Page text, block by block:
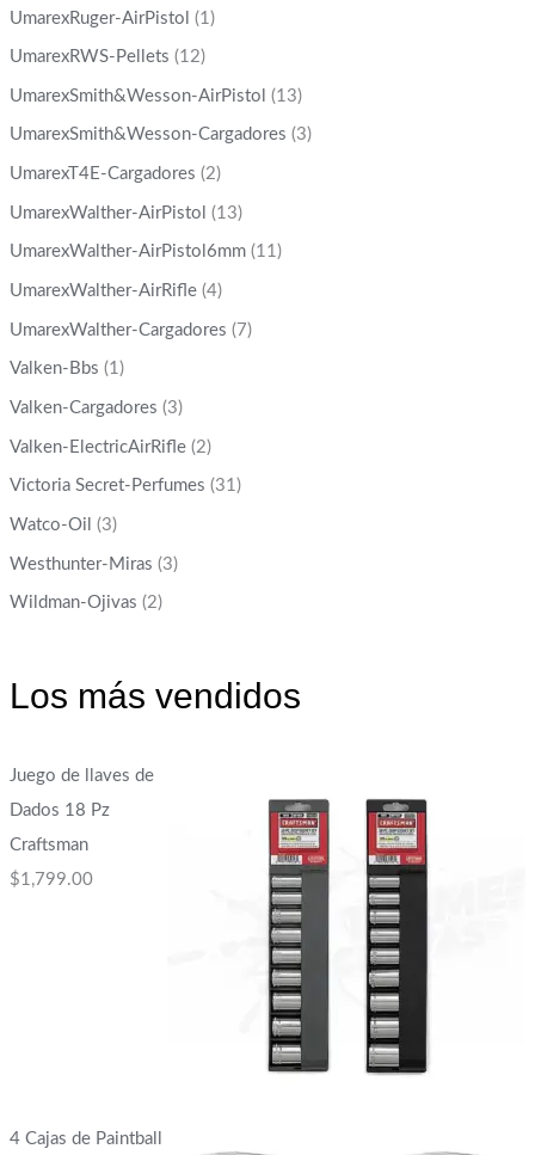
UmarexRuger-AirPistol (1)
UmarexRWS-Pellets (12)
UmarexSmith&Wesson-AirPistol (13)
UmarexSmith&Wesson-Cargadores (3)
UmarexT4E-Cargadores (2)
UmarexWalther-AirPistol (13)
UmarexWalther-AirPistol6mm (11)
UmarexWalther-AirRifle (4)
UmarexWalther-Cargadores (7)
Valken-Bbs (1)
Valken-Cargadores (3)
Valken-ElectricAirRifle (2)
Victoria Secret-Perfumes (31)
Watco-Oil (3)
Westhunter-Miras (3)
Wildman-Ojivas (2)
Los más vendidos
Juego de llaves de
Dados 18 Pz
Craftsman
$1,799.00
4 Cajas de Paintball